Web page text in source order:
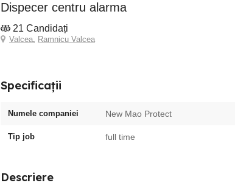
Dispecer centru alarma
21 Candidați
Valcea, Ramnicu Valcea
Specificații
Numele companiei New Mao Protect
Tip job full time
Descriere